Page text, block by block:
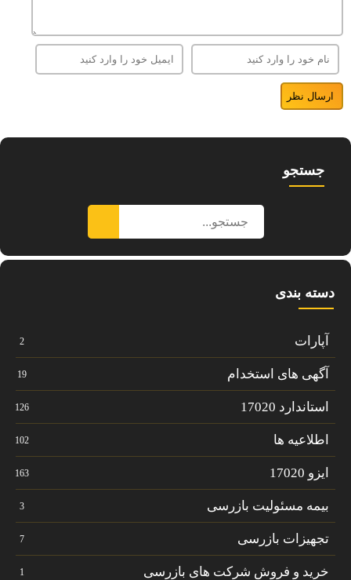
جستجو
دسته بندی
آپارات 2
آگهی های استخدام 19
استاندارد 17020 126
اطلاعیه ها 102
ایزو 17020 163
بیمه مسئولیت بازرسی 3
تجهیزات بازرسی 7
خرید و فروش شرکت های بازرسی 1